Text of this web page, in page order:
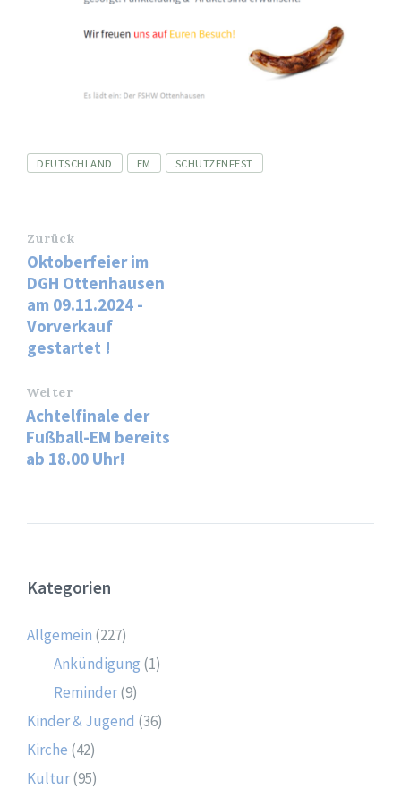
Tags
DEUTSCHLAND EM SCHÜTZENFEST
Zurück
Oktoberfeier im
DGH Ottenhausen
am 09.11.2024 -
Vorverkauf
gestartet !
Weiter
Achtelfinale der
Fußball-EM bereits
ab 18.00 Uhr!
Kategorien
Allgemein (227)
Ankündigung (1)
Reminder(9)
Kinder & Jugend (36)
Kirche (42)
Kultur(95)